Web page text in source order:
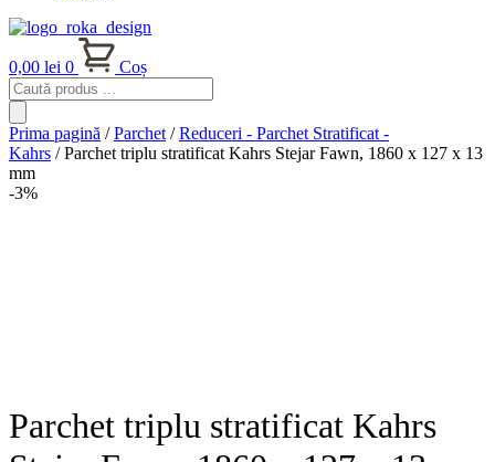
0,00 lei 0
Coș
Products
search
Prima pagină /Parchet /Reduceri - Parchet Stratificat -
Kahrs / Parchet triplu stratificat Kahrs Stejar Fawn, 1860 x 127 x 13
mm
-3%
Parchet triplu stratificat Kahrs